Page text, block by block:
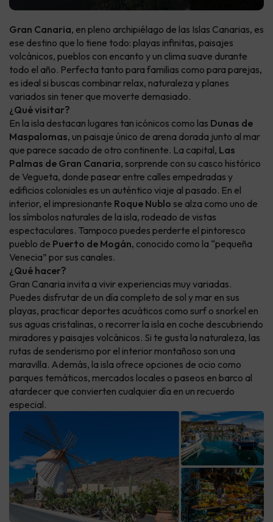
Gran Canaria, en pleno archipiélago de las Islas Canarias, es
ese destino que lo tiene todo: playas infinitas, paisajes
volcánicos, pueblos con encanto y un clima suave durante
todo el año. Perfecta tanto para familias como para parejas,
es ideal si buscas combinar relax, naturaleza y planes
variados sin tener que moverte demasiado.
¿Qué visitar?
En la isla destacan lugares tan icónicos como las Dunas de
Maspalomas, un paisaje único de arena dorada junto al mar
que parece sacado de otro continente. La capital, Las
Palmas de Gran Canaria, sorprende con su casco histórico
de Vegueta, donde pasear entre calles empedradas y
edificios coloniales es un auténtico viaje al pasado. En el
interior, el impresionante Roque Nublo se alza como uno de
los símbolos naturales de la isla, rodeado de vistas
espectaculares. Tampoco puedes perderte el pintoresco
pueblo de Puerto de Mogán, conocido como la “pequeña
Venecia” por sus canales.
¿Qué hacer?
Gran Canaria invita a vivir experiencias muy variadas.
Puedes disfrutar de un día completo de sol y mar en sus
playas, practicar deportes acuáticos como surf o snorkel en
sus aguas cristalinas, o recorrer la isla en coche descubriendo
miradores y paisajes volcánicos. Si te gusta la naturaleza, las
rutas de senderismo por el interior montañoso son una
maravilla. Además, la isla ofrece opciones de ocio como
parques temáticos, mercados locales o paseos en barco al
atardecer que convierten cualquier día en un recuerdo
especial.